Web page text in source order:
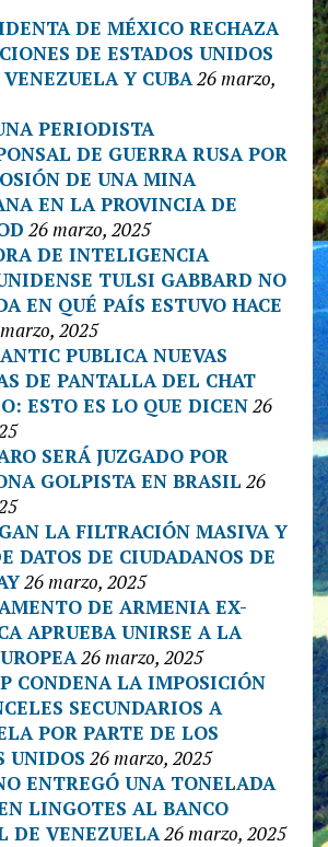
DE MÉXICO RECHAZA
DE ESTADOS UNIDOS
Y CUBA 26 marzo,
PERIODISTA
DE GUERRA RUSA POR
DE UNA MINA
EN LA PROVINCIA DE
26 marzo, 2025
DE INTELIGENCIA
TULSI GABBARD NO
EN QUÉ PAÍS ESTUVO HACE
2025
PUBLICA NUEVAS
DE PANTALLA DEL CHAT
ESTO ES LO QUE DICEN 26
SERÁ JUZGADO POR
GOLPISTA EN BRASIL 26
LA FILTRACIÓN MASIVA Y
DATOS DE CIUDADANOS DE
26 marzo, 2025
DE ARMENIA EX-
APRUEBA UNIRSE A LA
26 marzo, 2025
CONDENA LA IMPOSICIÓN
SECUNDARIOS A
POR PARTE DE LOS
UNIDOS 26 marzo, 2025
ENTREGÓ UNA TONELADA
LINGOTES AL BANCO
DE VENEZUELA 26 marzo, 2025